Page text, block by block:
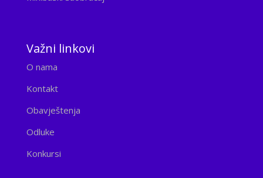
Važni linkovi
O nama
Kontakt
Obavještenja
Odluke
Konkursi